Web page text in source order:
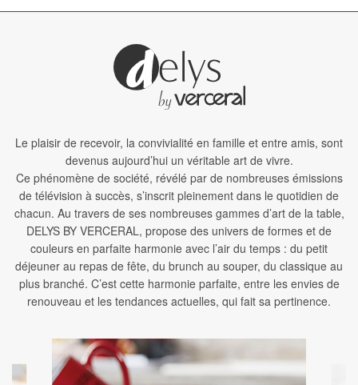
Le plaisir de recevoir, la convivialité en famille et entre amis, sont
devenus aujourd’hui un véritable art de vivre.
Ce phénomène de société, révélé par de nombreuses émissions
de télévision à succès, s’inscrit pleinement dans le quotidien de
chacun. Au travers de ses nombreuses gammes d’art de la table,
DELYS BY VERCERAL, propose des univers de formes et de
couleurs en parfaite harmonie avec l’air du temps : du petit
déjeuner au repas de fête, du brunch au souper, du classique au
plus branché. C’est cette harmonie parfaite, entre les envies de
renouveau et les tendances actuelles, qui fait sa pertinence.